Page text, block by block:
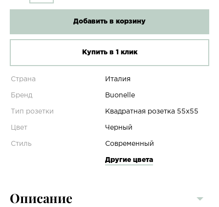
Добавить в корзину
Купить в 1 клик
Страна Италия
Бренд Buonelle
Тип розетки Квадратная розетка 55х55
Цвет Черный
Стиль Современный
Другие цвета
Описание